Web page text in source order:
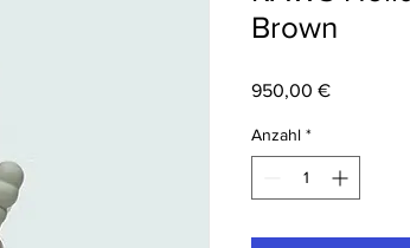
Brown
950,00 €Preis
Anzahl *